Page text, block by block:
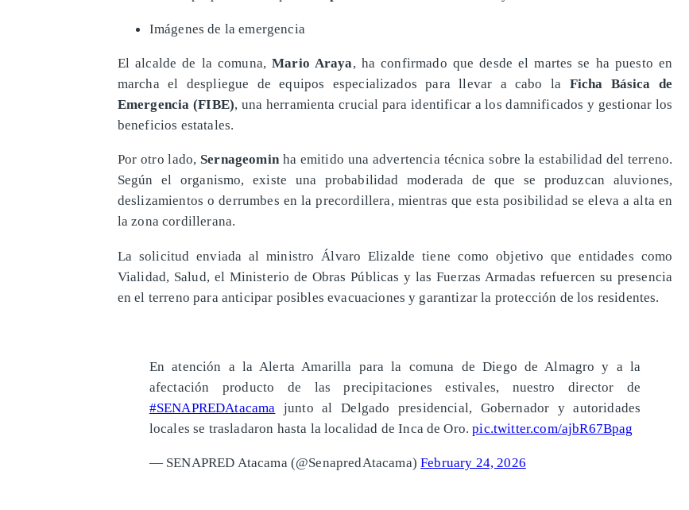
Imágenes de la emergencia
El alcalde de la comuna,Mario Araya, ha confirmado que desde el martes se ha puesto en
marcha el despliegue de equipos especializados para llevar a cabo la Ficha Básica de
Emergencia (FIBE), una herramienta crucial para identificar a los damnificados y gestionar los
beneficios estatales.
Por otro lado, Sernageominha emitido una advertencia técnica sobre la estabilidad del terreno.
Según el organismo, existe una probabilidad moderada de que se produzcan aluviones,
deslizamientos o derrumbes en la precordillera, mientras que esta posibilidad se eleva a alta en
la zona cordillerana.
La solicitud enviada al ministro Álvaro Elizalde tiene como objetivo que entidades como
Vialidad, Salud, el Ministerio de Obras Públicas y las Fuerzas Armadas refuercen su presencia
en el terreno para anticipar posibles evacuaciones y garantizar la protección de los residentes.
En atención a la Alerta Amarilla para la comuna de Diego de Almagro y a la
afectación producto de las precipitaciones estivales, nuestro director de
#SENAPREDAtacama junto al Delgado presidencial, Gobernador y autoridades
locales se trasladaron hasta la localidad de Inca de Oro.pic.twitter.com/ajbR67Bpag
— SENAPRED Atacama (@SenapredAtacama)February 24, 2026